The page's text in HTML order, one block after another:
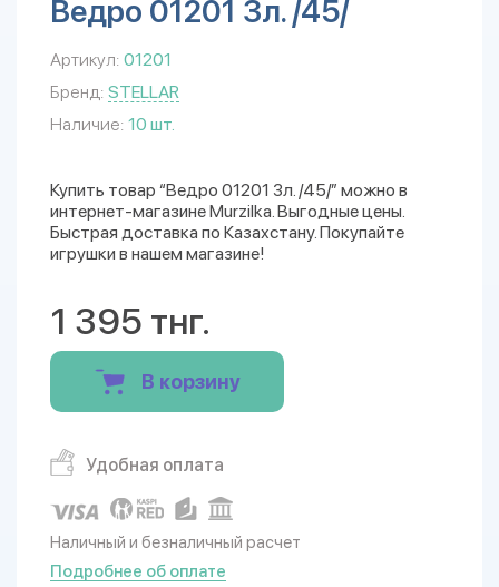
Ведро 01201 3л. /45/
Артикул: 01201
Бренд: STELLAR
Наличие: 10 шт.
Купить товар “Ведро 01201 3л. /45/” можно в
интернет-магазине Murzilka. Выгодные цены.
Быстрая доставка по Казахстану. Покупайте
игрушки в нашем магазине!
1 395 тнг.
В корзину
Удобная оплата
Наличный и безналичный расчет
Подробнее об оплате